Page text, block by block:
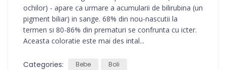
ochilor) - apare ca urmare a acumularii de bilirubina (un
pigment biliar) in sange. 68% din nou-nascutii la
termen si 80-86% din prematuri se confrunta cu icter.
Aceasta coloratie este mai des intal...
Categories: Bebe Boli